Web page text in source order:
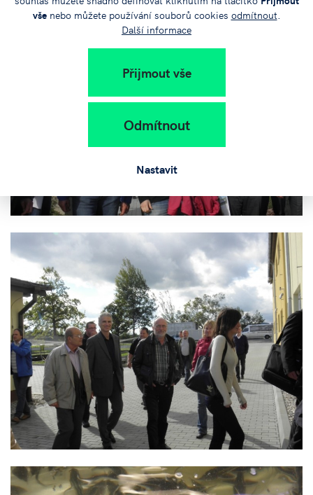
všenebo můžete používání souborů cookies odmítnout.
Další informace
Přijmout vše
Odmítnout
Nastavit